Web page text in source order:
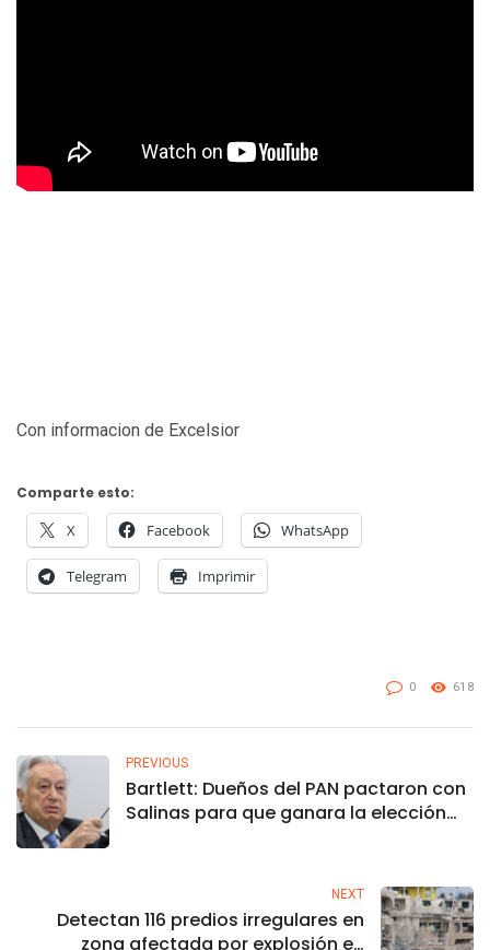
Con informacion de Excelsior
Comparte esto:
X Facebook WhatsApp
Telegram Imprimir
0 618
PREVIOUS
Bartlett: Dueños del PAN pactaron con
Salinas para que ganara la elección
NEXT
Detectan 116 predios irregulares en
zona afectada por explosión en